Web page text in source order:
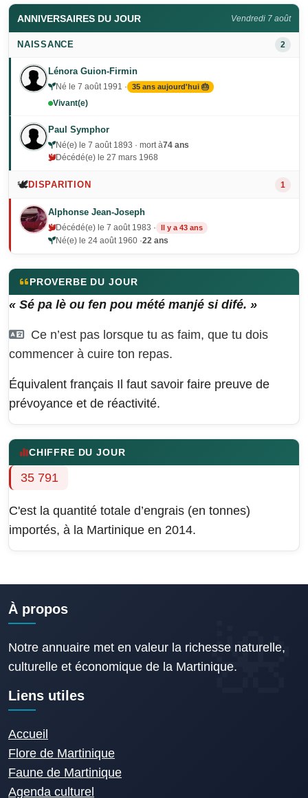
ANNIVERSAIRES DU JOUR Vendredi 7 août
NAISSANCE 2
Lénora Guion-Firmin
Né le 7 août 1991 · 35 ans aujourd'hui 🎂
Vivant(e)
Paul Symphor
Né(e) le 7 août 1893 · mort à74 ans
Décédé(e) le 27 mars 1968
🕊️DISPARITION 1
Alphonse Jean-Joseph
Décédé(e) le 7 août 1983 · Il y a 43 ans
Né(e) le 24 août 1960 ·22 ans
PROVERBE DU JOUR
« Sé pa lè ou fen pou mété manjé si difé. »
Ce n’est pas lorsque tu as faim, que tu dois
commencer à cuire ton repas.
Équivalent français Il faut savoir faire preuve de
prévoyance et de réactivité.
CHIFFRE DU JOUR
35 791
C'est la quantité totale d’engrais (en tonnes)
importés, à la Martinique en 2014.
À propos
Notre annuaire met en valeur la richesse naturelle,
culturelle et économique de la Martinique.
Liens utiles
Accueil
Flore de Martinique
Faune de Martinique
Agenda culturel